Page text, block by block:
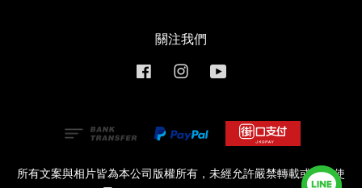
關注我們
FacebookInstagram
所有文案與相片皆為本公司版權所有，未經允許嚴禁轉載或商業使